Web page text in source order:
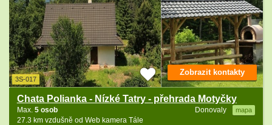
3S-017
Chata Polianka - Nízké Tatry - přehrada Motyčky
Donovaly mapa
Max. 5 osob
27.3 km vzdušně od Web kamera Tále
Zobrazit kontakty